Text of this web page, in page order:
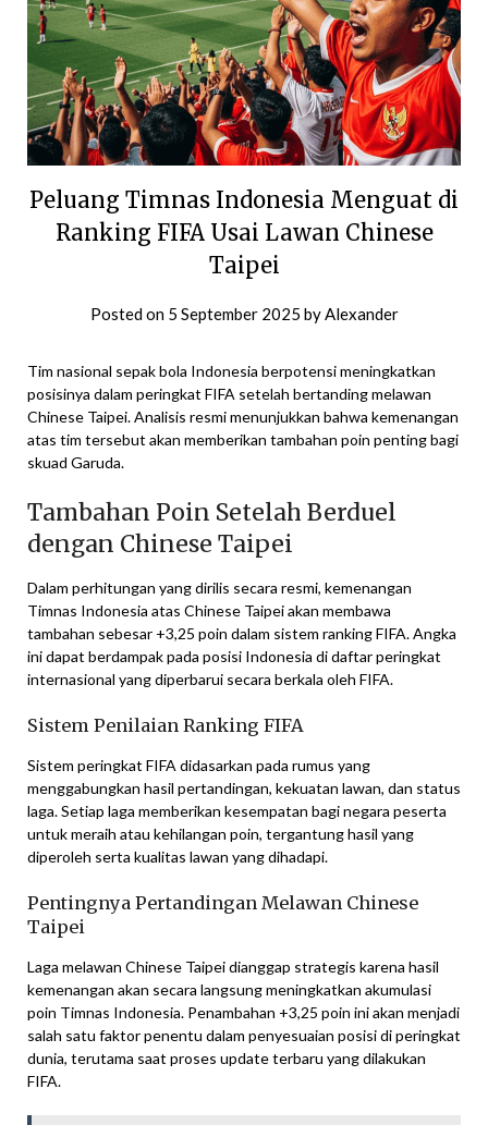
Peluang Timnas Indonesia Menguat di
Ranking FIFA Usai Lawan Chinese
Taipei
Posted on 5 September 2025 byAlexander
Tim nasional sepak bola Indonesia berpotensi meningkatkan
posisinya dalam peringkat FIFA setelah bertanding melawan
Chinese Taipei. Analisis resmi menunjukkan bahwa kemenangan
atas tim tersebut akan memberikan tambahan poin penting bagi
skuad Garuda.
Tambahan Poin Setelah Berduel
dengan Chinese Taipei
Dalam perhitungan yang dirilis secara resmi, kemenangan
Timnas Indonesia atas Chinese Taipei akan membawa
tambahan sebesar +3,25 poin dalam sistem ranking FIFA. Angka
ini dapat berdampak pada posisi Indonesia di daftar peringkat
internasional yang diperbarui secara berkala oleh FIFA.
Sistem Penilaian Ranking FIFA
Sistem peringkat FIFA didasarkan pada rumus yang
menggabungkan hasil pertandingan, kekuatan lawan, dan status
laga. Setiap laga memberikan kesempatan bagi negara peserta
untuk meraih atau kehilangan poin, tergantung hasil yang
diperoleh serta kualitas lawan yang dihadapi.
Pentingnya Pertandingan Melawan Chinese
Taipei
Laga melawan Chinese Taipei dianggap strategis karena hasil
kemenangan akan secara langsung meningkatkan akumulasi
poin Timnas Indonesia. Penambahan +3,25 poin ini akan menjadi
salah satu faktor penentu dalam penyesuaian posisi di peringkat
dunia, terutama saat proses update terbaru yang dilakukan
FIFA.